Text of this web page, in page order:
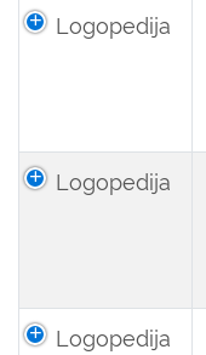
Logopedija
Logopedija
Logopedija